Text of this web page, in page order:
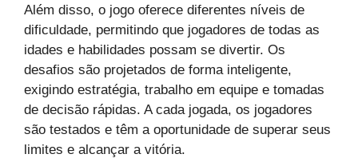
Além disso, o jogo oferece diferentes níveis de
dificuldade, permitindo que jogadores de todas as
idades e habilidades possam se divertir. Os
desafios são projetados de forma inteligente,
exigindo estratégia, trabalho em equipe e tomadas
de decisão rápidas. A cada jogada, os jogadores
são testados e têm a oportunidade de superar seus
limites e alcançar a vitória.